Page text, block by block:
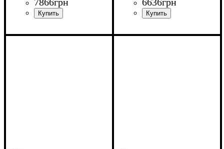
Ширина: 90 см
Ширина: 180 см